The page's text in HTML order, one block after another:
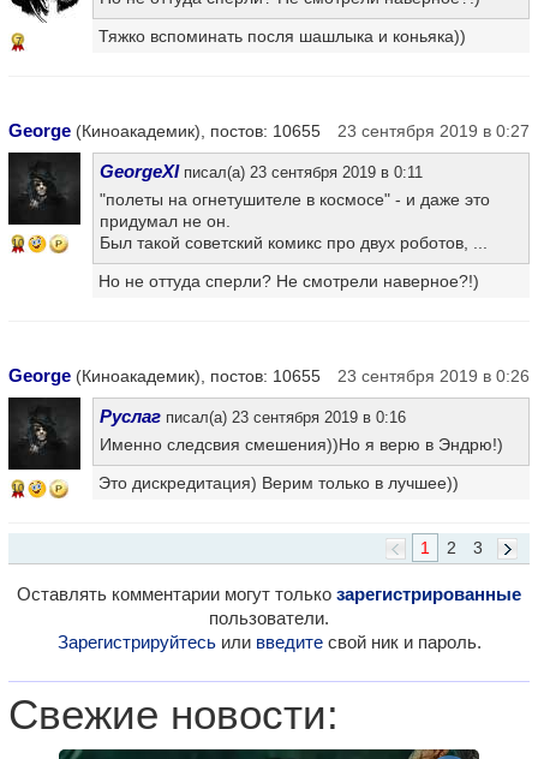
7
Тяжко вспоминать посля шашлыка и коньяка))
George (Киноакадемик), постов: 10655 23 сентября 2019 в 0:27
10
GeorgeXIписал(а) 23 сентября 2019 в 0:11
"полеты на огнетушителе в космосе" - и даже это
придумал не он.
Был такой советский комикс про двух роботов, ...
Но не оттуда сперли? Не смотрели наверное?!)
George (Киноакадемик), постов: 10655 23 сентября 2019 в 0:26
10
Руслаг писал(а) 23 сентября 2019 в 0:16
Именно следсвия смешения))Но я верю в Эндрю!)
Это дискредитация) Верим только в лучшее))
3
2
1
Оставлять комментарии могут только зарегистрированные
пользователи.
Зарегистрируйтесьили введитесвой ник и пароль.
Свежие новости: